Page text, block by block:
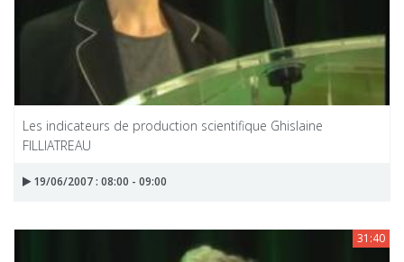
Les indicateurs de production scientifique Ghislaine
FILLIATREAU
19/06/2007 : 08:00 - 09:00
31:40